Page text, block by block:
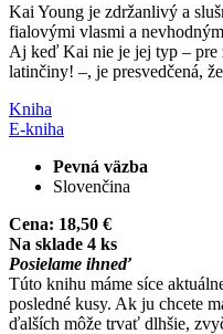
Kai Young je zdržanlivý a
fialovými vlasmi a
Aj keď Kai nie je jej typ – pre
latinčiny! –, je presvedčená,
Kniha
E-kniha
Pevná väzba
Slovenčina
Cena: 18,50 €
Na sklade 4 ks
Posielame ihneď
Túto knihu máme síce
posledné kusy. Ak ju chcete
ďalších môže trvať dlhšie,